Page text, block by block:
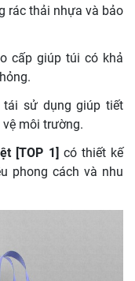
rác thải nhựa và bảo
cấp giúp túi có khả
sử dụng giúp tiết
môi trường.
[TOP 1] có thiết kế
phong cách và nhu